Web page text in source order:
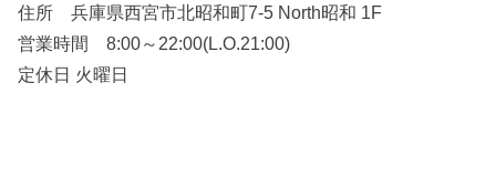
住所 兵庫県西宮市北昭和町7-5 North昭和 1F
営業時間 8:00～22:00(L.O.21:00)
定休日 火曜日